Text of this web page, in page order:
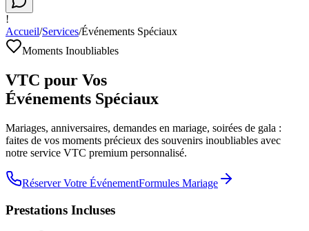
!
Accueil/Services/Événements Spéciaux
Moments Inoubliables
VTC pour Vos
Événements Spéciaux
Mariages, anniversaires, demandes en mariage, soirées de gala :
faites de vos moments précieux des souvenirs inoubliables avec
notre service VTC premium personnalisé.
Réserver Votre ÉvénementFormules Mariage
Prestations Incluses